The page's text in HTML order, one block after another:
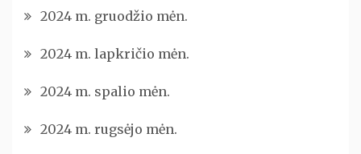
2024 m. gruodžio mėn.
2024 m. lapkričio mėn.
2024 m. spalio mėn.
2024 m. rugsėjo mėn.